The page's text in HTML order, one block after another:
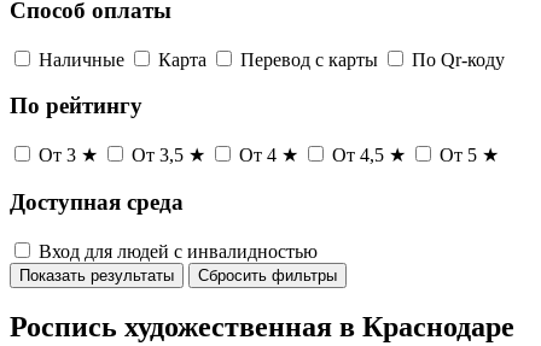
Способ оплаты
Наличные Карта Перевод с карты По Qr-коду
По рейтингу
От 3 ★ От 3,5 ★ От 4 ★ От 4,5 ★ От 5 ★
Доступная среда
Вход для людей с инвалидностью
Показать результаты Сбросить фильтры
Роспись художественная в Краснодаре